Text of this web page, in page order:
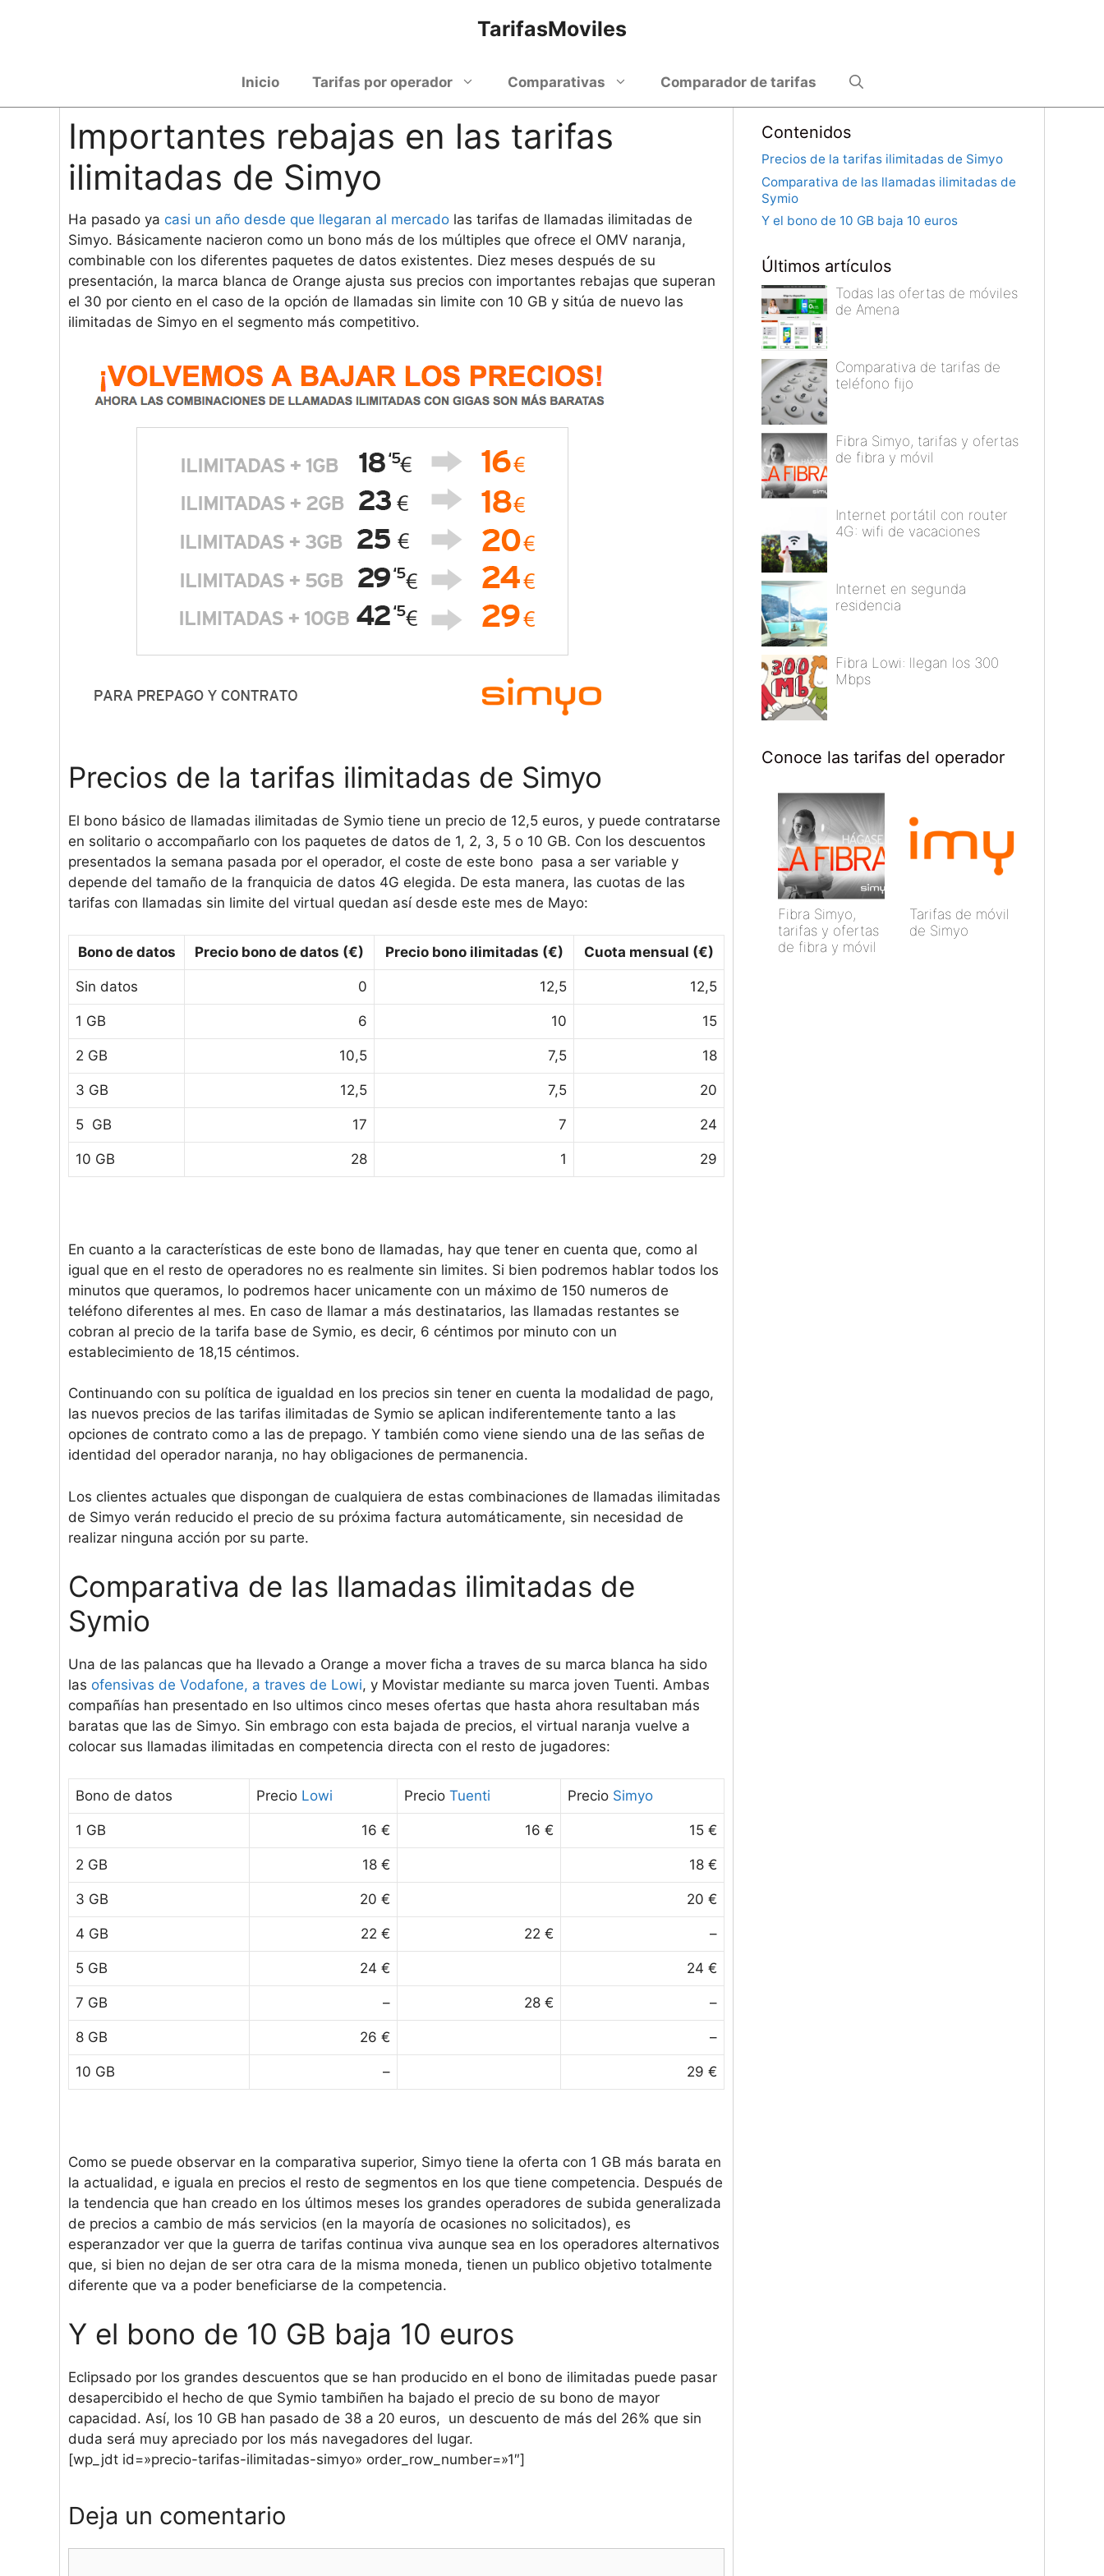
TarifasMoviles
Inicio Tarifas por operador Comparativas Comparador de tarifas
Importantes rebajas en las tarifas
ilimitadas de Simyo
Ha pasado ya casi un año desde que llegaran al mercado las tarifas de llamadas ilimitadas de
Simyo. Básicamente nacieron como un bono más de los múltiples que ofrece el OMV naranja,
combinable con los diferentes paquetes de datos existentes. Diez meses después de su
presentación, la marca blanca de Orange ajusta sus precios con importantes rebajas que superan
el 30 por ciento en el caso de la opción de llamadas sin limite con 10 GB y sitúa de nuevo las
ilimitadas de Simyo en el segmento más competitivo.
Precios de la tarifas ilimitadas de Simyo
El bono básico de llamadas ilimitadas de Symio tiene un precio de 12,5 euros, y puede contratarse
en solitario o accompañarlo con los paquetes de datos de 1, 2, 3, 5 o 10 GB. Con los descuentos
presentados la semana pasada por el operador, el coste de este bono pasa a ser variable y
depende del tamaño de la franquicia de datos 4G elegida. De esta manera, las cuotas de las
tarifas con llamadas sin limite del virtual quedan así desde este mes de Mayo:
Bono de datos Precio bono de datos (€) Precio bono ilimitadas (€) Cuota mensual (€)
Sin datos 0 12,5 12,5
1 GB 6 10 15
2 GB 10,5 7,5 18
3 GB 12,5 7,5 20
5 GB 17 7 24
10 GB 28 1 29
En cuanto a la características de este bono de llamadas, hay que tener en cuenta que, como al
igual que en el resto de operadores no es realmente sin limites. Si bien podremos hablar todos los
minutos que queramos, lo podremos hacer unicamente con un máximo de 150 numeros de
teléfono diferentes al mes. En caso de llamar a más destinatarios, las llamadas restantes se
cobran al precio de la tarifa base de Symio, es decir, 6 céntimos por minuto con un
establecimiento de 18,15 céntimos.
Continuando con su política de igualdad en los precios sin tener en cuenta la modalidad de pago,
las nuevos precios de las tarifas ilimitadas de Symio se aplican indiferentemente tanto a las
opciones de contrato como a las de prepago. Y también como viene siendo una de las señas de
identidad del operador naranja, no hay obligaciones de permanencia.
Los clientes actuales que dispongan de cualquiera de estas combinaciones de llamadas ilimitadas
de Simyo verán reducido el precio de su próxima factura automáticamente, sin necesidad de
realizar ninguna acción por su parte.
Comparativa de las llamadas ilimitadas de
Symio
Una de las palancas que ha llevado a Orange a mover ficha a traves de su marca blanca ha sido
las ofensivas de Vodafone, a traves de Lowi, y Movistar mediante su marca joven Tuenti. Ambas
compañías han presentado en lso ultimos cinco meses ofertas que hasta ahora resultaban más
baratas que las de Simyo. Sin embrago con esta bajada de precios, el virtual naranja vuelve a
colocar sus llamadas ilimitadas en competencia directa con el resto de jugadores:
Bono de datos Precio Lowi Precio Tuenti Precio Simyo
1 GB 16 € 16 € 15 €
2 GB 18 € 18 €
3 GB 20 € 20 €
4 GB 22 € 22 € –
5 GB 24 € 24 €
7 GB – 28 € –
8 GB 26 € –
10 GB – 29 €
Como se puede observar en la comparativa superior, Simyo tiene la oferta con 1 GB más barata en
la actualidad, e iguala en precios el resto de segmentos en los que tiene competencia. Después de
la tendencia que han creado en los últimos meses los grandes operadores de subida generalizada
de precios a cambio de más servicios (en la mayoría de ocasiones no solicitados), es
esperanzador ver que la guerra de tarifas continua viva aunque sea en los operadores alternativos
que, si bien no dejan de ser otra cara de la misma moneda, tienen un publico objetivo totalmente
diferente que va a poder beneficiarse de la competencia.
Y el bono de 10 GB baja 10 euros
Eclipsado por los grandes descuentos que se han producido en el bono de ilimitadas puede pasar
desapercibido el hecho de que Symio tambiñen ha bajado el precio de su bono de mayor
capacidad. Así, los 10 GB han pasado de 38 a 20 euros, un descuento de más del 26% que sin
duda será muy apreciado por los más navegadores del lugar.
[wp_jdt id=»precio-tarifas-ilimitadas-simyo» order_row_number=»1″]
Deja un comentario
Contenidos
Precios de la tarifas ilimitadas de Simyo
Comparativa de las llamadas ilimitadas de
Symio
Y el bono de 10 GB baja 10 euros
Últimos artículos
Todas las ofertas de móviles
de Amena
Comparativa de tarifas de
teléfono fijo
Fibra Simyo, tarifas y ofertas
de fibra y móvil
Internet portátil con router
4G: wifi de vacaciones
Internet en segunda
residencia
Fibra Lowi: llegan los 300
Mbps
Conoce las tarifas del operador
Fibra Simyo,
tarifas y ofertas
de fibra y móvil
Tarifas de móvil
de Simyo